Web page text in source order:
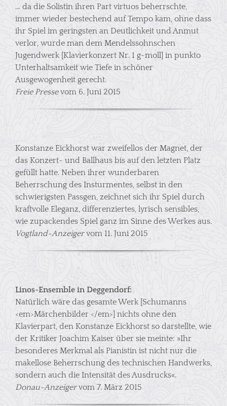
… da die Solistin ihren Part virtuos beherrschte,
immer wieder bestechend auf Tempo kam, ohne dass
ihr Spiel im geringsten an Deutlichkeit und Anmut
verlor, wurde man dem Mendelssohnschen
Jugendwerk [Klavierkonzert Nr. 1 g-moll] in punkto
Unterhaltsamkeit wie Tiefe in schöner
Ausgewogenheit gerecht.
Freie Pressevom 6. Juni 2015
Konstanze Eickhorst war zweifellos der Magnet, der
das Konzert- und Ballhaus bis auf den letzten Platz
gefüllt hatte. Neben ihrer wunderbaren
Beherrschung des Insturmentes, selbst in den
schwierigsten Passgen, zeichnet sich ihr Spiel durch
kraftvolle Eleganz, differenziertes, lyrisch sensibles,
wie zupackendes Spiel ganz im Sinne des Werkes aus.
Vogtland-Anzeigervom 11. Juni 2015
Linos-Ensemble in Deggendorf:
Natürlich wäre das gesamte Werk [Schumanns
<em>Märchenbilder </em>] nichts ohne den
Klavierpart, den Konstanze Eickhorst so darstellte, wie
der Kritiker Joachim Kaiser über sie meinte: »Ihr
besonderes Merkmal als Pianistin ist nicht nur die
makellose Beherrschung des technischen Handwerks,
sondern auch die Intensität des Ausdrucks«.
Donau-Anzeigervom 7. März 2015